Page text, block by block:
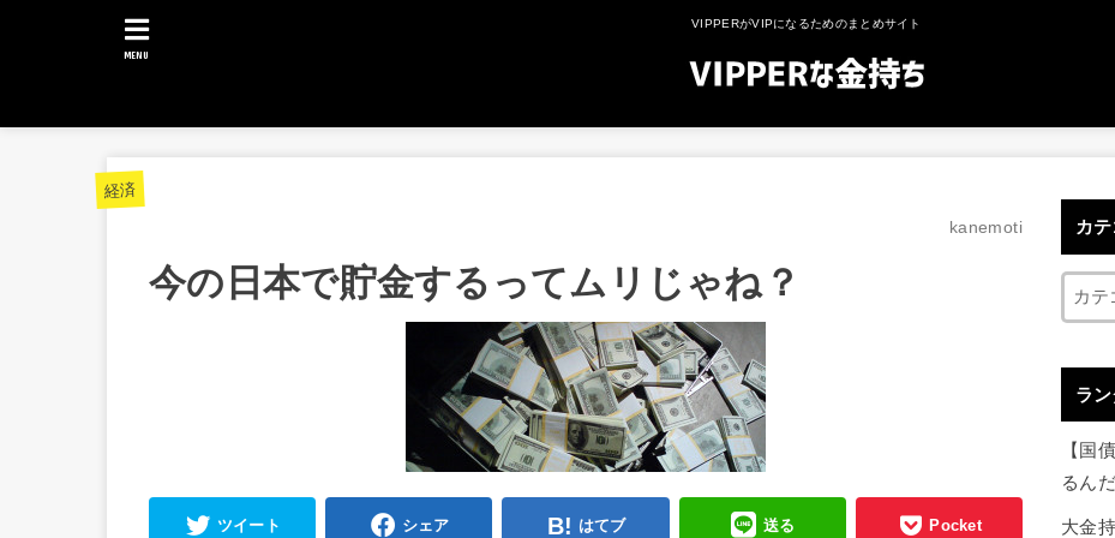
VIPPERがVIPになるためのまとめサイト
MENU
経済
kanemoti
今の日本で貯金するってムリじゃね？
ツイート シェア はてブ 送る Pocket
カ
ラ
【国
るん
大金